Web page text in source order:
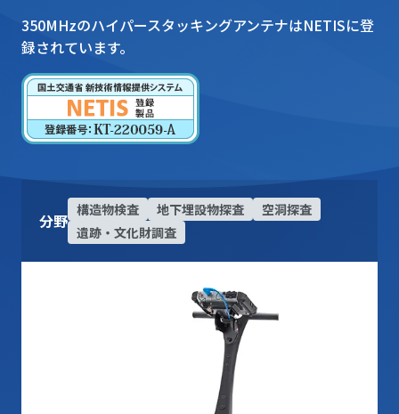
350MHzのハイパースタッキングアンテナはNETISに登
録されています。
分野
構造物検査 地下埋設物探査
空洞探査
遺跡・文化財調査